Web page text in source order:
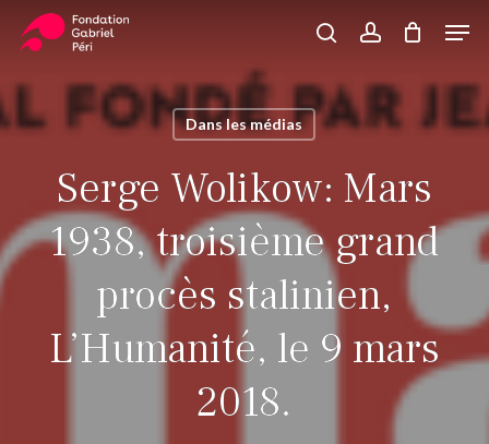
content
searchaccount
Panier Close
Dans les médias
Serge Wolikow: Mars
1938, troisième grand
procès stalinien,
L’Humanité, le 9 mars
2018.
Menu